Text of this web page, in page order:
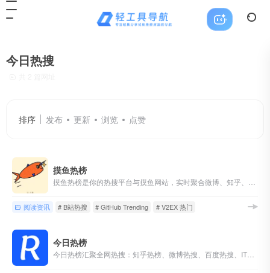
今日热搜
排序 发布 更新 浏览 点赞
摸鱼热榜
阅读资讯 # B站热搜 # GitHub Trending # V2EX 热门
今日热榜